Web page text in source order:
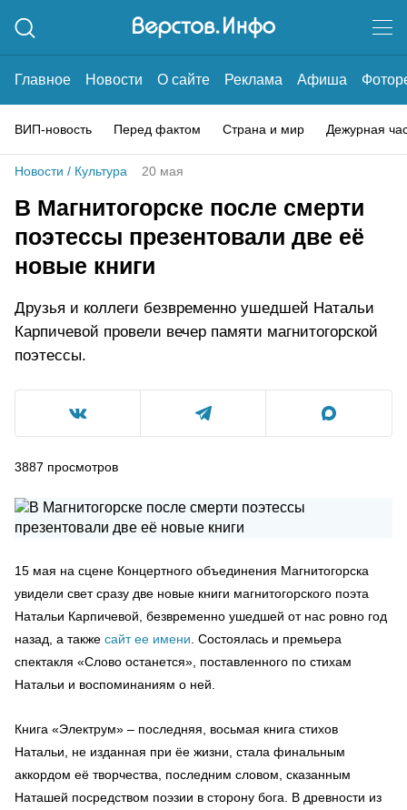
Главное Новости О сайте Реклама Афиша
ВИП-новость Перед фактом Страна и мир Дежурная
Новости / Культура 20 мая
В Магнитогорске после смерти
поэтессы презентовали две её
новые книги
Друзья и коллеги безвременно ушедшей Натальи
Карпичевой провели вечер памяти магнитогорской
поэтессы.
3887 просмотров
15 мая на сцене Концертного объединения Магнитогорска
увидели свет сразу две новые книги магнитогорского поэта
Натальи Карпичевой, безвременно ушедшей от нас ровно год
назад, а также сайт ее имени . Состоялась и премьера
спектакля «Слово останется», поставленного по стихам
Натальи и воспоминаниям о ней.
Книга «Электрум» – последняя, восьмая книга стихов
Натальи, не изданная при ёе жизни, стала финальным
аккордом её творчества, последним словом, сказанным
Наташей посредством поэзии в сторону бога. В древности из